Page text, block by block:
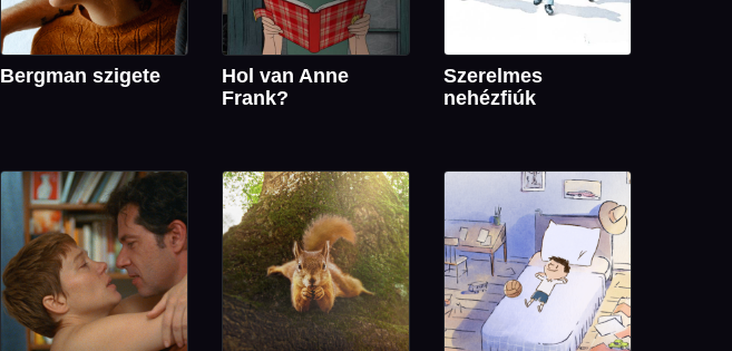
Bergman szigete
Hol van Anne
Frank?
Szerelmes
nehézfiúk